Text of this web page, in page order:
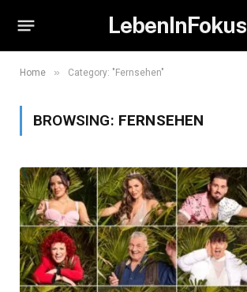
LebenInFokus
Home » Category: "Fernsehen"
BROWSING: FERNSEHEN